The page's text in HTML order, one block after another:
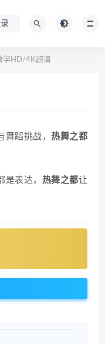
学HD/4K超清
舞蹈挑战，热舞之都
是表达， 热舞之都让